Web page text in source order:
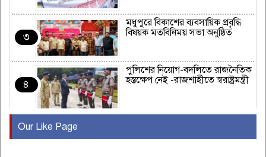
৩
মধুপুরে বিকাশের ব্যবসায়িক প্রবৃদ্ধি
বিষয়ক মতবিনিময় সভা অনুষ্ঠিত
৪
পুলিশের নিয়োগ-বদলিতে রাজনৈতিক
হস্তক্ষেপ নেই -রাজশাহীতে স্বরাষ্ট্রমন্ত্রী
৫
বছর পূর্তি উদযাপন
Our Like Page